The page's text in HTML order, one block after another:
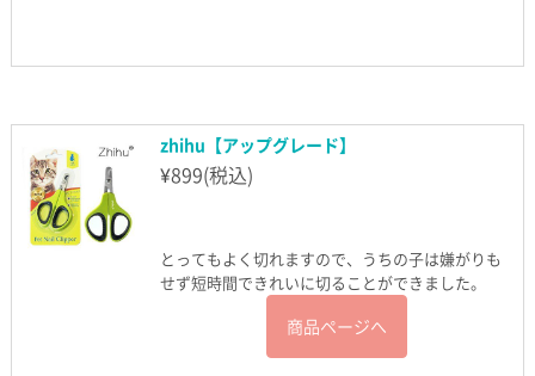
zhihu【アップグレード】
¥899(税込)
とってもよく切れますので、うちの子は嫌がりも
せず短時間できれいに切ることができました。
商品ページへ